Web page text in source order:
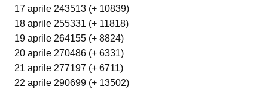
17 aprile 243513 (+ 10839)
18 aprile 255331 (+ 11818)
19 aprile 264155 (+ 8824)
20 aprile 270486 (+ 6331)
21 aprile 277197 (+ 6711)
22 aprile 290699 (+ 13502)